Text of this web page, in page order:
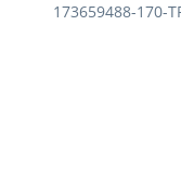
173659488-170-